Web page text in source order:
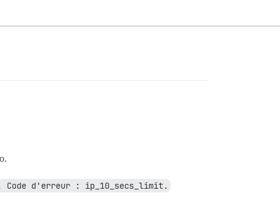
Code d'erreur : ip_10_secs_limit.